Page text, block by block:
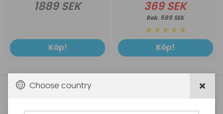
1889 SEK
Köp!
369 SEK
599 SEK
Köp!
Andra köpte även
Choose country